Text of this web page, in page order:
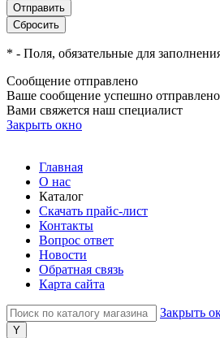
* - Поля, обязательные для
Сообщение отправлено
Ваше сообщение успешно
Вами свяжется наш специалист
Закрыть окно
Главная
О нас
Каталог
Скачать прайс-лист
Контакты
Вопрос ответ
Новости
Обратная связь
Карта сайта
Закрыть